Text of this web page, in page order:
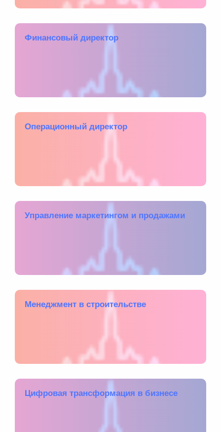
Финансовый директор
Операционный директор
Управление маркетингом и продажами
Менеджмент в строительстве
Цифровая трансформация в бизнесе